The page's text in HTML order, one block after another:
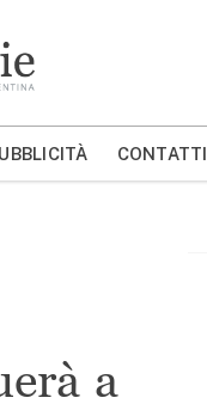
CONTATTI
a